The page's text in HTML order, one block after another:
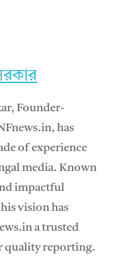
Founder-
has
of experience
media. Known
impactful
vision has
a trusted
quality reporting.